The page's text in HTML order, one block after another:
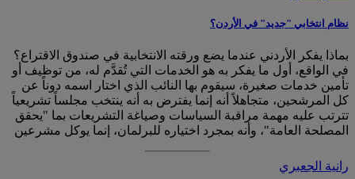
نظام انتخابي "جديد" في الأردن؟
بماذا يفكر الأردني عندما يضع ورقته الانتخابية في صندوق الاقتراع؟
في الواقع، أول ما يفكر به هو الخدمات التي تُقدَّم له، من توظيف أو
تأمين خدمات صغيرة، سيقوم بها النائب الذي اختار اسمه دوناً عن
كل المرشحين، متجاهلاً أنه إنما يفترض به أنه ينتخب مجلساً تشريعياً
تترتب عليه مهمة مراقبة السياسات وصياغة التشريعات بما "يحقق
المصلحة العامة"، وأنه بمجرد اختياره للبرلمان، إنما يوكل مشرعين
رانية الجعبري